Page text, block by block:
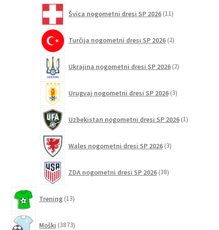
Švica nogometni dresi SP 2026 11izdelkov
Turčija nogometni dresi SP 2026 2izdelka
Ukrajina nogometni dresi SP 2026 2izdelka
Urugvaj nogometni dresi SP 2026 3izdelki
Uzbekistan nogometni dresi SP 2026 1izdelek
Wales nogometni dresi SP 2026 3izdelki
ZDA nogometni dresi SP 2026 38izdelkov
Trening 13izdelkov
Moški 3873